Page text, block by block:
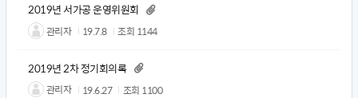
2019년 서가공 운영위원회
관리자 19.7.8 조회 1144
2019년 2차 정기회의록
관리자 19.6.27 조회 1100